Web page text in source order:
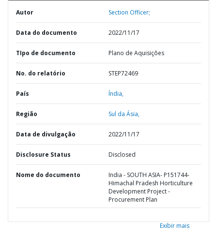
Autor Section Officer;
Data do documento 2022/11/17
TIpo de documento Plano de Aquisições
No. do relatório STEP72469
País Índia,
Região Sul da Ásia,
Data de divulgação 2022/11/17
Disclosure Status Disclosed
Nome do documento
India - SOUTH ASIA- P151744-
Himachal Pradesh Horticulture
Development Project -
Procurement Plan
Exibir mais